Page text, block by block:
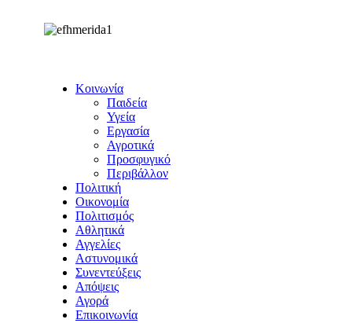
Κοινωνία
Παιδεία
Υγεία
Εργασία
Αγροτικά
Προσφυγικό
Περιβάλλον
Πολιτική
Οικονομία
Πολιτισμός
Αθλητικά
Αγγελίες
Αστυνομικά
Συνεντεύξεις
Απόψεις
Αγορά
Επικοινωνία